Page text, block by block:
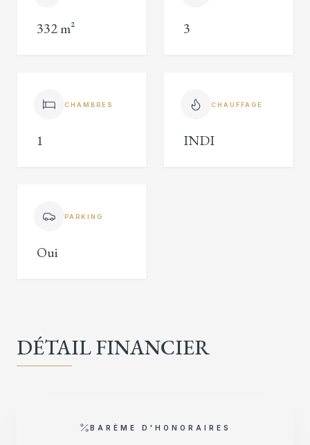
332 m² 3
CHAMBRES
1
CHAUFFAGE
INDI
PARKING
Oui
DÉTAIL FINANCIER
BARÈME D'HONORAIRES